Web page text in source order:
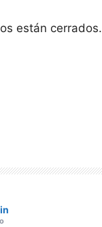
están cerrados.